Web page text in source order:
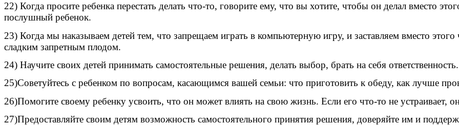
22) Когда просите ребенка перестать делать что-то, говорите ему, что вы хотите, чтобы он делал вместо
послушный ребенок.
23) Когда мы наказываем детей тем, что запрещаем играть в компьютерную игру, и заставляем вместо этого
сладким запретным плодом.
24) Научите своих детей принимать самостоятельные решения, делать выбор, брать на себя ответственность.
25)Советуйтесь с ребенком по вопросам, касающимся вашей семьи: что приготовить к обеду, как лучше
26)Помогите своему ребенку усвоить, что он может влиять на свою жизнь. Если его что-то не устраивает,
27)Предоставляйте своим детям возможность самостоятельного принятия решения, доверяйте им и